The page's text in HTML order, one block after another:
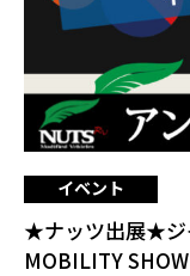
イベント
★ナッツ出展★ジ
MOBILITY